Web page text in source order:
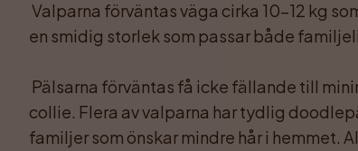
en smidig storlek som passar både
collie. Flera av valparna har tydlig
familjer som önskar mindre hår i hemmet.